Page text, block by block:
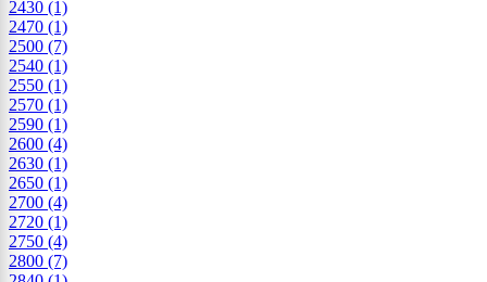
2430 (1)
2470 (1)
2500 (7)
2540 (1)
2550 (1)
2570 (1)
2590 (1)
2600 (4)
2630 (1)
2650 (1)
2700 (4)
2720 (1)
2750 (4)
2800 (7)